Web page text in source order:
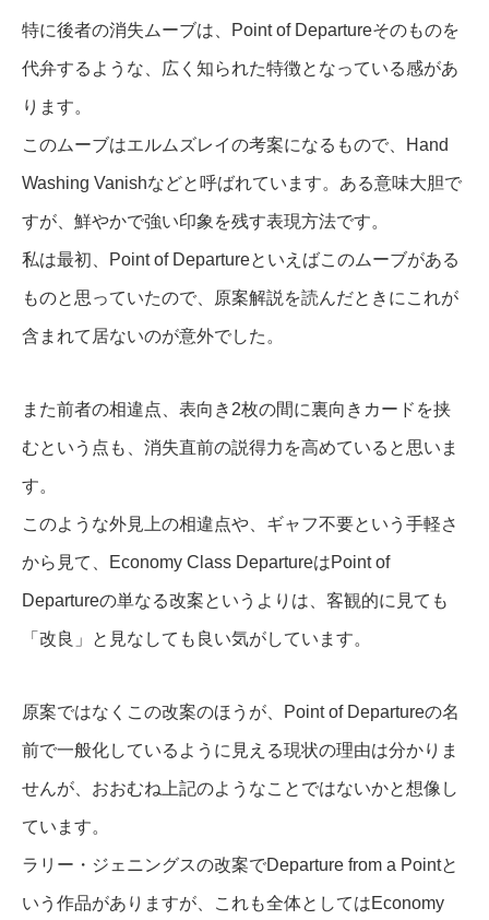
特に後者の消失ムーブは、Point of Departureそのものを
代弁するような、広く知られた特徴となっている感があ
ります。
このムーブはエルムズレイの考案になるもので、Hand
Washing Vanishなどと呼ばれています。ある意味大胆で
すが、鮮やかで強い印象を残す表現方法です。
私は最初、Point of Departureといえばこのムーブがある
ものと思っていたので、原案解説を読んだときにこれが
含まれて居ないのが意外でした。
また前者の相違点、表向き2枚の間に裏向きカードを挟
むという点も、消失直前の説得力を高めていると思いま
す。
このような外見上の相違点や、ギャフ不要という手軽さ
から見て、Economy Class DepartureはPoint of
Departureの単なる改案というよりは、客観的に見ても
「改良」と見なしても良い気がしています。
原案ではなくこの改案のほうが、Point of Departureの名
前で一般化しているように見える現状の理由は分かりま
せんが、おおむね上記のようなことではないかと想像し
ています。
ラリー・ジェニングスの改案でDeparture from a Pointと
いう作品がありますが、これも全体としてはEconomy